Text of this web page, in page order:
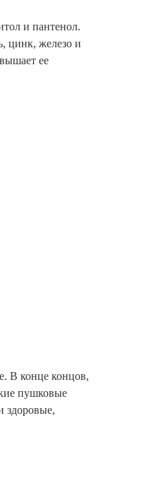
и пантенол.
цинк, железо и
ее
В конце концов,
пушковые
здоровые,